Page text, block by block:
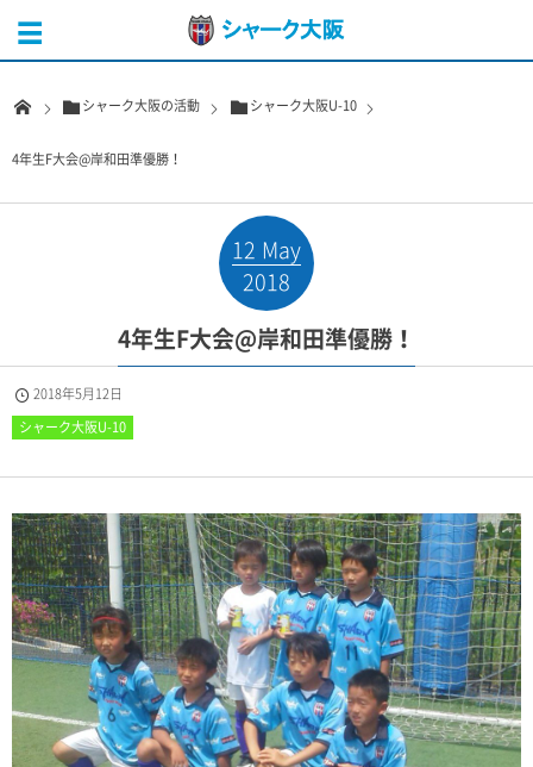
シャーク大阪の活動 シャーク大阪U-10
4年生F大会@岸和田準優勝！
12 May
2018
4年生F大会@岸和田準優勝！
2018年5月12日
シャーク大阪U-10